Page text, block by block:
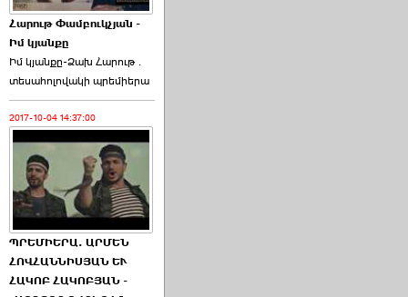
Հարութ Փամբուկչյան -
Իմ կյանքը
Իմ կյանքը-Ձախ Հարnւթ․
տեuաhnլnվակի պրեմիերա
2017-10-04 14:37:00
ՊՐԵՄԻԵՐԱ. ԱՐՄԵՆ
ՀՈՎՀԱՆՆԻՍՅԱՆ ԵՒ
ՀԱԿՈԲ ՀԱԿՈԲՅԱՆ -